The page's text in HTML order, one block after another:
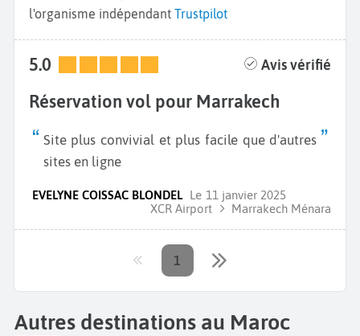
l'organisme indépendant Trustpilot
5.0 Avis vérifié
Réservation vol pour Marrakech
Site plus convivial et plus facile que d'autres
sites en ligne
EVELYNE COISSAC BLONDEL Le 11 janvier 2025
XCR Airport
Marrakech Ménara
1
Autres destinations au Maroc